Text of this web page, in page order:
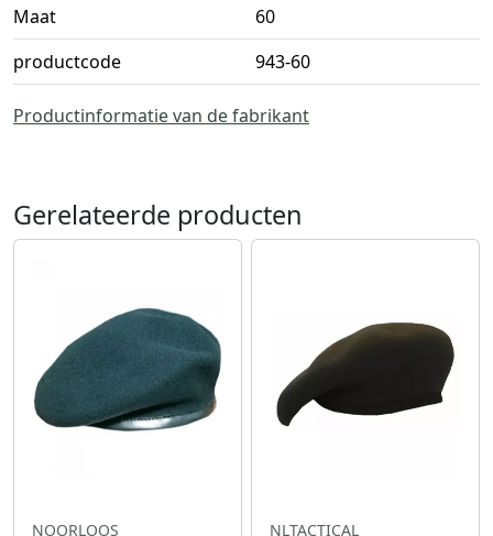
Maat
60
productcode
943-60
Productinformatie van de fabrikant
Gerelateerde producten
NOORLOOS NLTACTICAL